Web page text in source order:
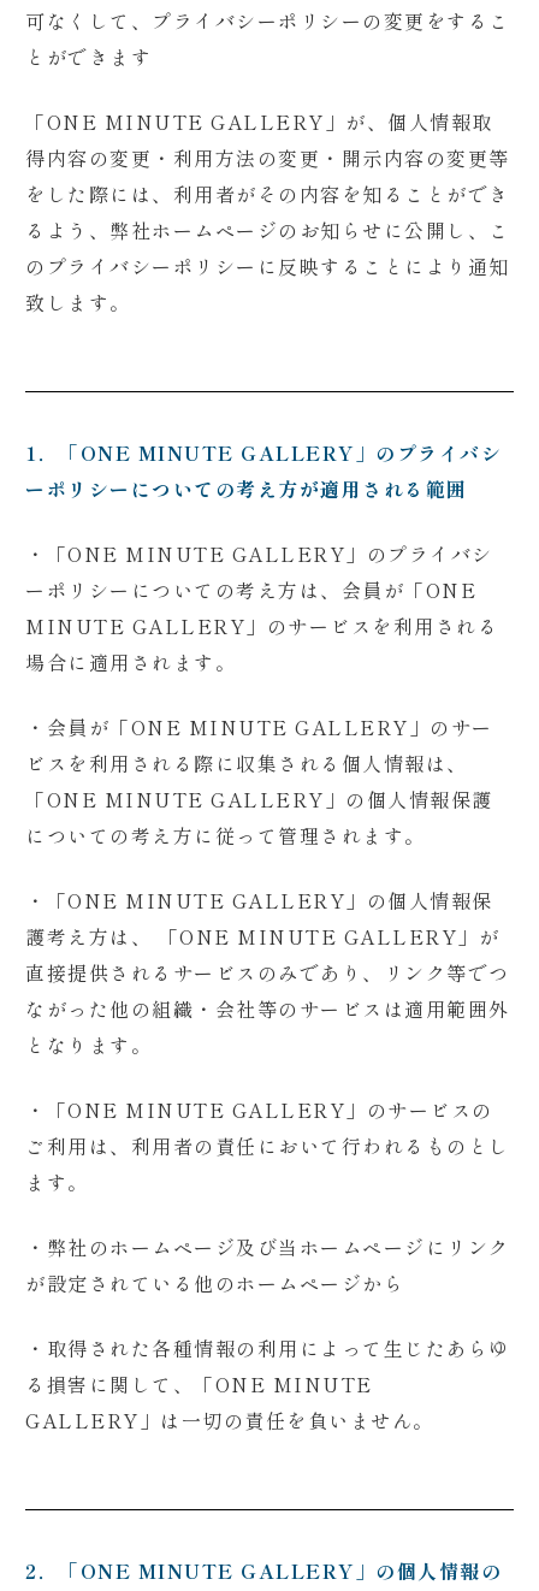
可なくして、プライバシーポリシーの変更をするこ
とができます
「ONE MINUTE GALLERY」が、個人情報取
得内容の変更・利用方法の変更・開示内容の変更等
をした際には、利用者がその内容を知ることができ
るよう、弊社ホームページのお知らせに公開し、こ
のプライバシーポリシーに反映することにより通知
致します。
1．「ONE MINUTE GALLERY」のプライバシ
ーポリシーについての考え方が適用される範囲
・「ONE MINUTE GALLERY」のプライバシ
ーポリシーについての考え方は、会員が「ONE
MINUTE GALLERY」のサービスを利用される
場合に適用されます。
・会員が「ONE MINUTE GALLERY」のサー
ビスを利用される際に収集される個人情報は、
「ONE MINUTE GALLERY」の個人情報保護
についての考え方に従って管理されます。
・「ONE MINUTE GALLERY」の個人情報保
護考え方は、 「ONE MINUTE GALLERY」が
直接提供されるサービスのみであり、リンク等でつ
ながった他の組織・会社等のサービスは適用範囲外
となります。
・「ONE MINUTE GALLERY」のサービスの
ご利用は、利用者の責任において行われるものとし
ます。
・弊社のホームページ及び当ホームページにリンク
が設定されている他のホームページから
・ 取得された各種情報の利用によって生じたあらゆ
る損害に関して、「ONE MINUTE
GALLERY」は一切の責任を負いません。
2．「ONE MINUTE GALLERY」の個人情報の